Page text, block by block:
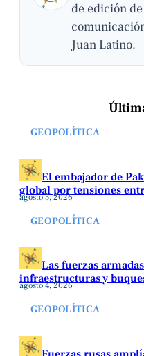
de edición
Juan Latino.
GEOPOLÍTICA
El embajador de
global por tensiones
agosto 5, 2026
GEOPOLÍTICA
Las fuerzas
infraestructuras y
agosto 4, 2026
GEOPOLÍTICA